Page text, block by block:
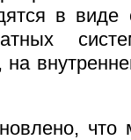
в
на
что